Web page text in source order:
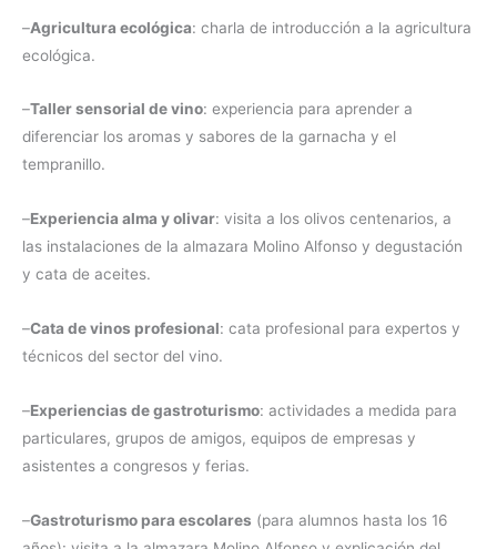
–Agricultura ecológica: charla de introducción a la agricultura
ecológica.
–Taller sensorial de vino: experiencia para aprender a
diferenciar los aromas y sabores de la garnacha y el
tempranillo.
–Experiencia alma y olivar: visita a los olivos centenarios, a
las instalaciones de la almazara Molino Alfonso y degustación
y cata de aceites.
–Cata de vinos profesional: cata profesional para expertos y
técnicos del sector del vino.
–Experiencias de gastroturismo: actividades a medida para
particulares, grupos de amigos, equipos de empresas y
asistentes a congresos y ferias.
–Gastroturismo para escolares (para alumnos hasta los 16